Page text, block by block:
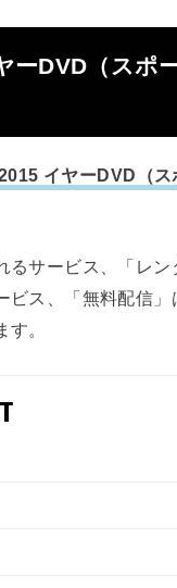
ーDVD（スポ
イヤーDVD（
るサービス、「レ
ス、「無料配信
。